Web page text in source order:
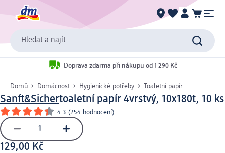
Hledat a najít
Doprava zdarma při nákupu od 1 290 Kč
Domů Domácnost Hygienické potřeby Toaletní papír
Sanft&Sichertoaletní papír 4vrstvý, 10x180t, 10 ks
4.3 (254 hodnocení)
129,00 Kč